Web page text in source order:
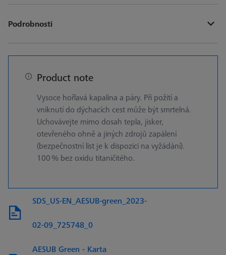
Podrobnosti
Product note
Vysoce hořlavá kapalina a páry. Při požití a
vniknutí do dýchacích cest může být smrtelná.
Uchovávejte mimo dosah tepla, jisker,
otevřeného ohně a jiných zdrojů zapálení
(bezpečnostní list je k dispozici na vyžádání).
100 % bez oxidu titaničitého.
SDS_US-EN_AESUB-green_2023-
02-09_725748_0
AESUB Green - Karta